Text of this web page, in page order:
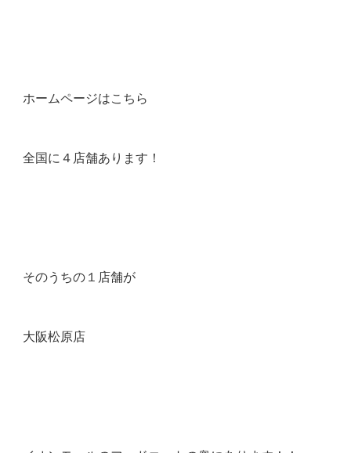
ホームページはこちら
全国に４店舗あります！
そのうちの１店舗が
大阪松原店